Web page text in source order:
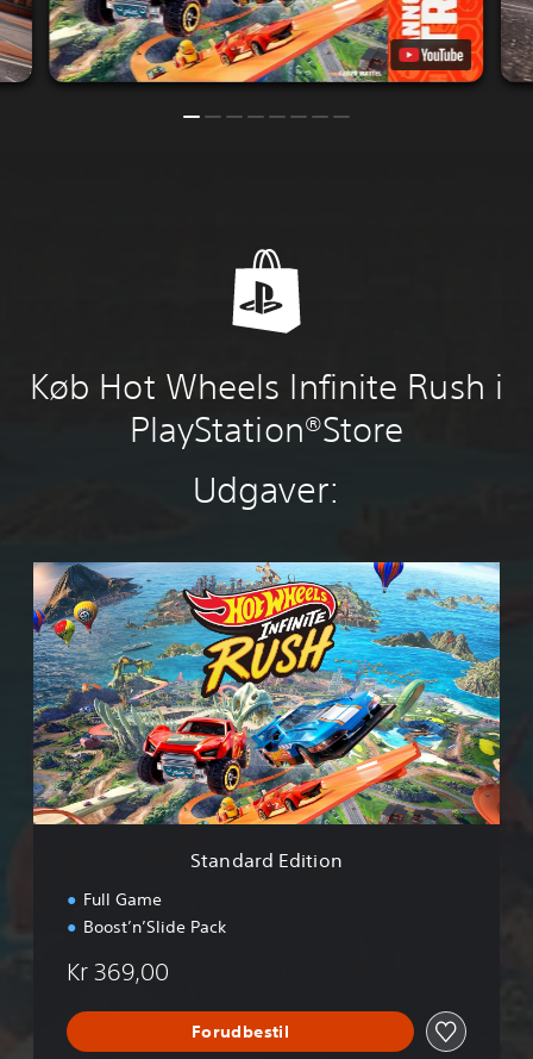
Køb Hot Wheels Infinite Rush i
PlayStation®Store
Udgaver:
S
t
a
n
d
a
r
d
E
d
i
t
Standard Edition
Full Game
Boost’n’Slide Pack
Kr 369,00
Forudbestil